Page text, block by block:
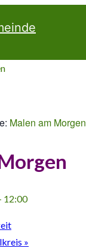
Malen am Morgen
12:00
»